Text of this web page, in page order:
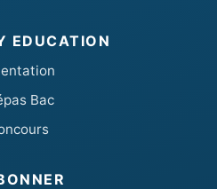
EDUCATION
Bac